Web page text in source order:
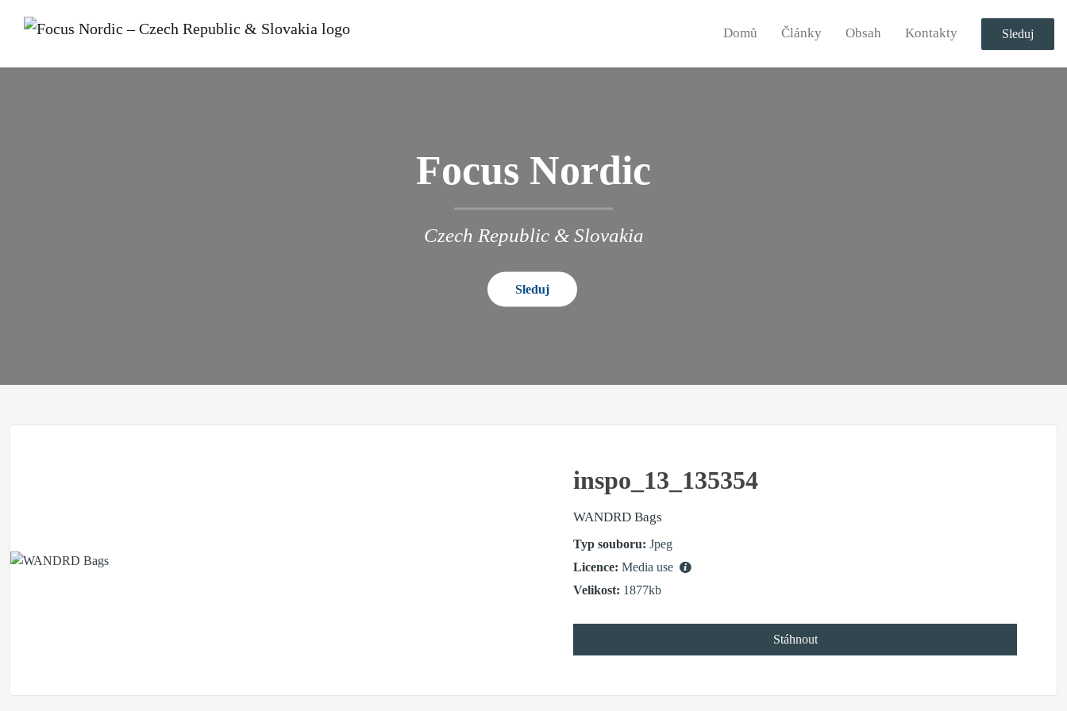
Domů Články Obsah Kontakty Sleduj
Focus Nordic
Czech Republic & Slovakia
Sleduj
inspo_13_135354
WANDRD Bags
Typ souboru: Jpeg
Licence: Media use
Velikost: 1877kb
Stáhnout